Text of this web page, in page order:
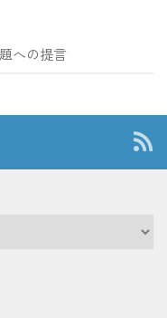
への提言